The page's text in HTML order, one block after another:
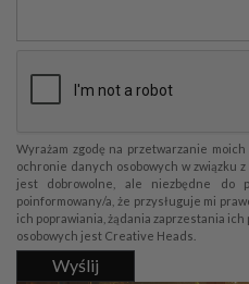
Wyrażam zgodę na przetwarzanie
ochronie danych osobowych w związku
jest dobrowolne, ale niezbędne do
poinformowany/a, że przysługuje mi
ich poprawiania, żądania zaprzestania
osobowych jest Creative Heads.
Wyślij